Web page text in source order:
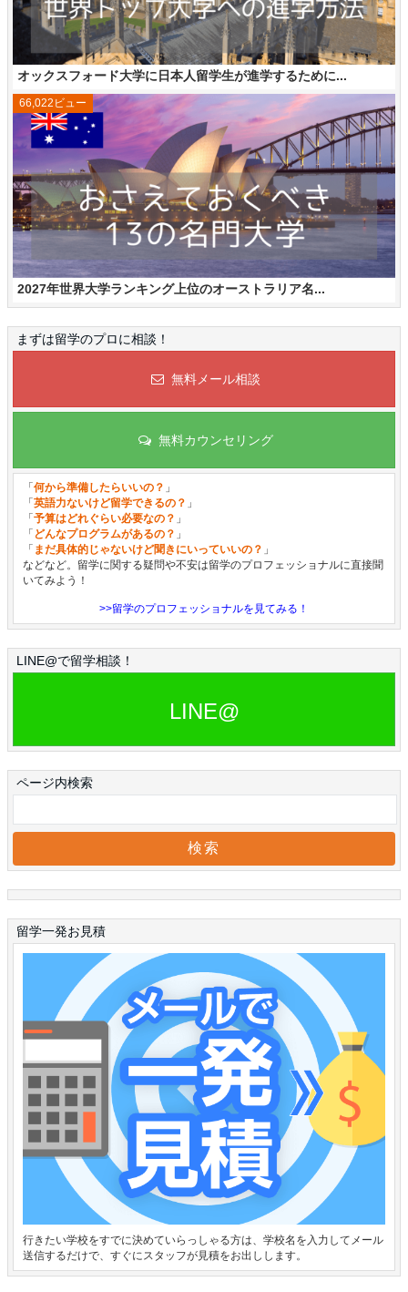
オックスフォード大学に日本人留学生が進学するために...
2027年世界大学ランキング上位のオーストラリア名...
66,022ビュー
まずは留学のプロに相談！
無料メール相談
無料カウンセリング
「何から準備したらいいの？ 」
「英語力ないけど留学できるの？ 」
「予算はどれぐらい必要なの？ 」
「 どんなプログラムがあるの？ 」
「 まだ具体的じゃないけど聞きにいっていいの？ 」
などなど。留学に関する疑問や不安は留学のプロフェッショナルに直接聞
いてみよう！
>>留学のプロフェッショナルを見てみる！
LINE@で留学相談！
LINE@
ページ内検索
留学一発お見積
行きたい学校をすでに決めていらっしゃる方は、学校名を入力してメール
送信するだけで、すぐにスタッフが見積をお出しします。